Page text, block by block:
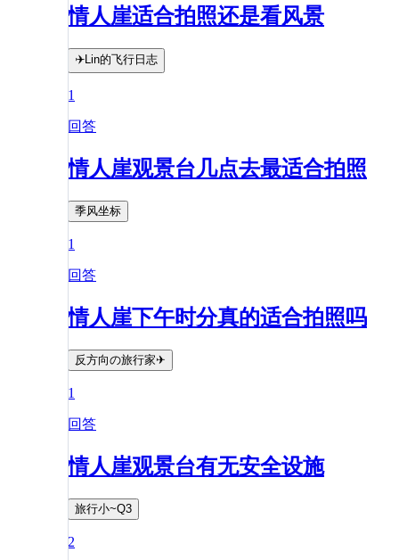
情人崖适合拍照还是看风景
✈️Lin的飞行日志
1
回答
情人崖观景台几点去最适合拍照
季风坐标
1
回答
情人崖下午时分真的适合拍照吗
反方向の旅行家✈
1
回答
情人崖观景台有无安全设施
旅行小~Q3
2